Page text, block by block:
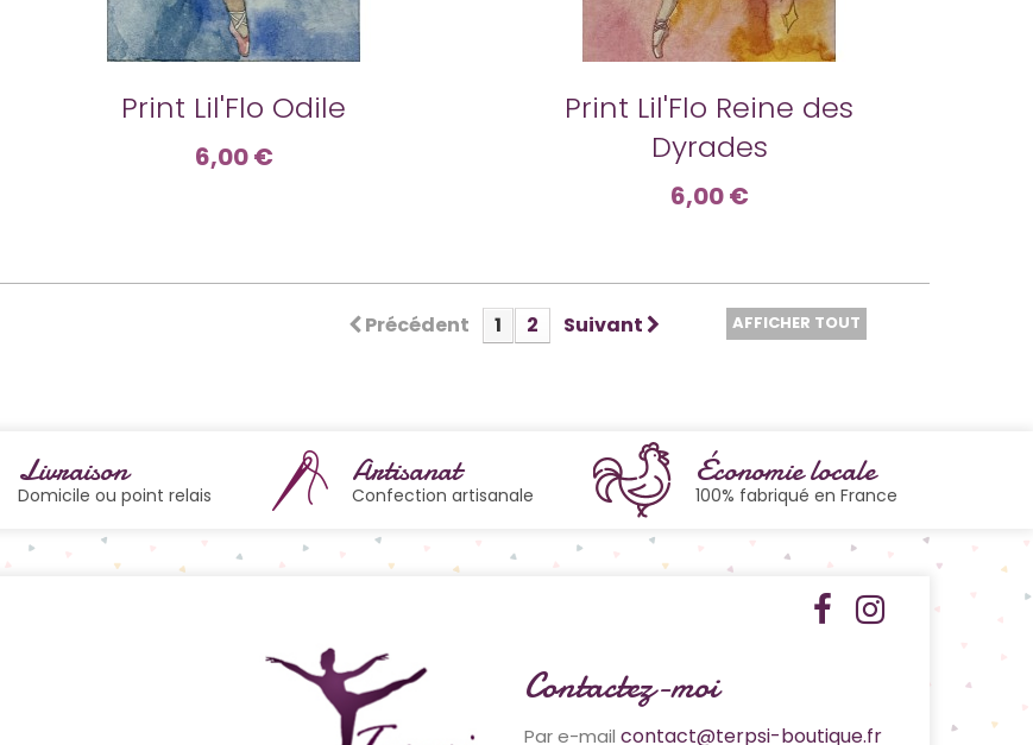
Print Lil'Flo Odile
6,00 €
Print Lil'Flo Reine des
Dyrades
6,00 €
AFFICHER TOUT
Précédent 1 2 Suivant
Livraison
Domicile ou point relais
Artisanat
Confection artisanale
Économie locale
100% fabriqué en France
Contactez-moi
Par e-mail contact@terpsi-boutique.fr